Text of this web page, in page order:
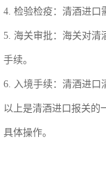
4. 检验检疫：清酒进口
5. 海关审批：海关对清
手续。
6. 入境手续：清酒进口
以上是清酒进口报关的
具体操作。